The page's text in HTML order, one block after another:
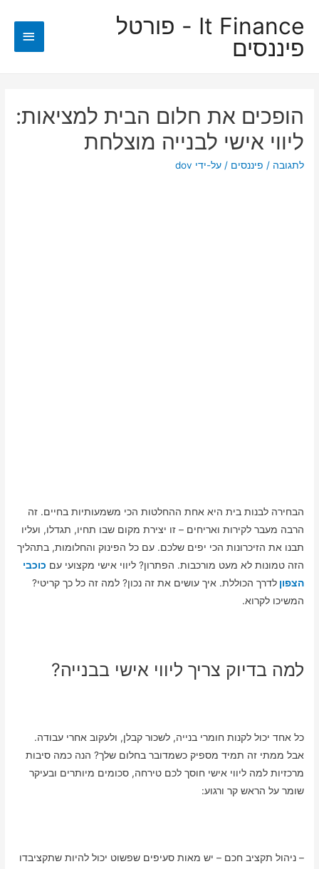
It Finance - פורטל
פיננסים
הופכים את חלום הבית למציאות:
ליווי אישי לבנייה מוצלחת
לתגובה / פיננסים / על-ידי dov
הבחירה לבנות בית היא אחת ההחלטות הכי משמעותיות בחיים. זה
הרבה מעבר לקירות ואריחים – זו יצירת מקום שבו תחיו, תגדלו, ועליו
תבנו את הזיכרונות הכי יפים שלכם. עם כל הפינוק והחלומות, בתהליך
הזה טמונות לא מעט מורכבות. הפתרון? ליווי אישי מקצועי עם כוכבי
הצפון לדרך הכוללת. איך עושים את זה נכון? למה זה כל כך קריטי?
המשיכו לקרוא.
למה בדיוק צריך ליווי אישי בבנייה?
כל אחד יכול לקנות חומרי בנייה, לשכור קבלן, ולעקוב אחרי עבודה.
אבל ממתי זה תמיד מספיק כשמדובר בחלום שלך? הנה כמה סיבות
מרכזיות למה ליווי אישי חוסך לכם טירחה, סכומים מיותרים ובעיקר
שומר על הראש קר ורגוע:
– ניהול תקציב חכם – יש מאות סעיפים שפשוט יכול להיות שתקציבדו